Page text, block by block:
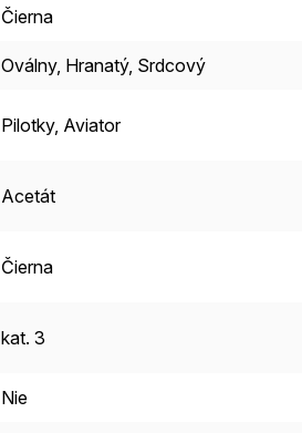
Čierna
Oválny, Hranatý, Srdcový
Pilotky, Aviator
Acetát
Čierna
kat. 3
Nie